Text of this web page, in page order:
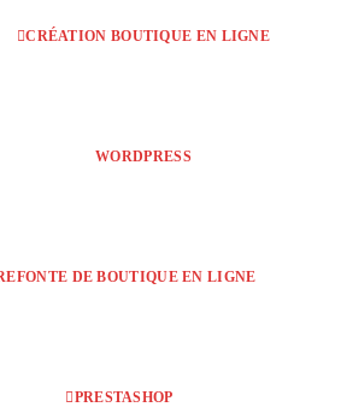
CRÉATION BOUTIQUE EN LIGNE
WORDPRESS
DE BOUTIQUE EN LIGNE
PRESTASHOP